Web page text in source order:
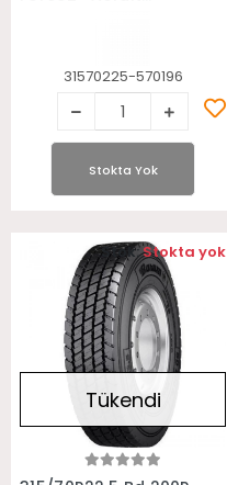
31570225-570196
Stokta Yok
Tükendi
Stok:Stokta yok